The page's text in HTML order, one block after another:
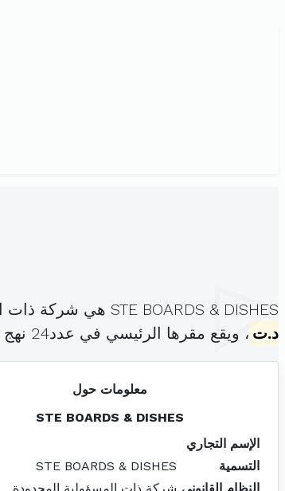
STE BOARDS & DISHES هي شركة ذات المسؤولية المحدودة، مسجلة تحت الهوية
د.ت ، ويقع مقرها الرئيسي في عدد24 نهج الامام الشافعي سوسة الرياض (
معلومات حول
STE BOARDS & DISHES
الإسم التجاري
التسمية
STE BOARDS & DISHES